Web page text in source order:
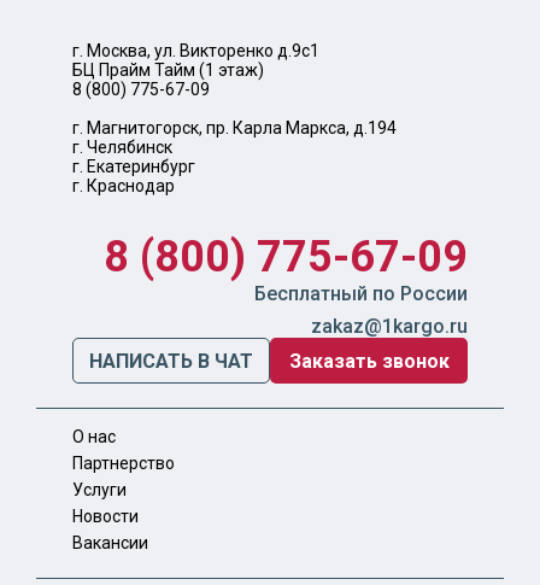
г. Москва, ул. Викторенко д.9с1
БЦ Прайм Тайм (1 этаж)
8 (800) 775-67-09
г. Магнитогорск, пр. Карла Маркса, д.194
г. Челябинск
г. Екатеринбург
г. Краснодар
8 (800) 775-67-09
Бесплатный по России
zakaz@1kargo.ru
НАПИСАТЬ В ЧАТ
Заказать звонок
О нас
Партнерство
Услуги
Новости
Вакансии